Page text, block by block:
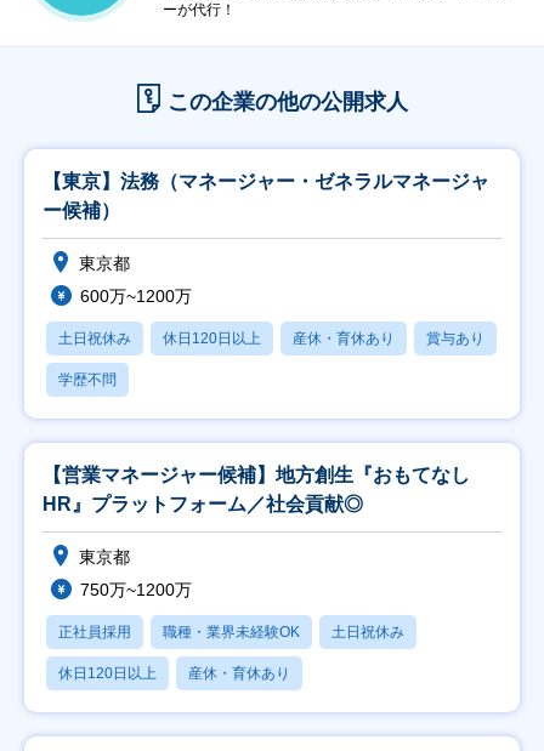
ーが代行！
この企業の他の公開求人
【東京】法務（マネージャー・ゼネラルマネージャ
ー候補）
東京都
600万~1200万
土日祝休み 休日120日以上 産休・育休あり 賞与あり
学歴不問
【営業マネージャー候補】地方創生『おもてなし
HR』プラットフォーム／社会貢献◎
東京都
750万~1200万
正社員採用 職種・業界未経験OK 土日祝休み
休日120日以上 産休・育休あり